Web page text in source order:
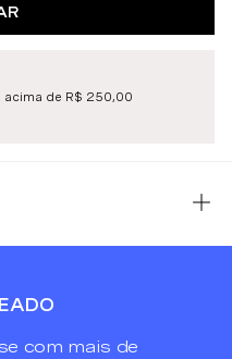
de R$ 250,00
com mais de